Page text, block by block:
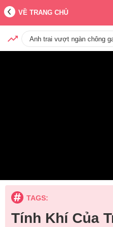
VỀ TRANG CHỦ
Anh trai vượt ngàn chông
TAGS:
Tính Khí Của